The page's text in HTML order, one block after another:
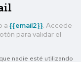
a {{email2}} . Accede
para validar el
nadie esté utilizando